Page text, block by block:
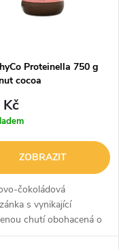
Proteinella 750 g
cocoa
ZOBRAZIT
čokoládová
s vynikající
chutí obohacená o
(syrovátkový